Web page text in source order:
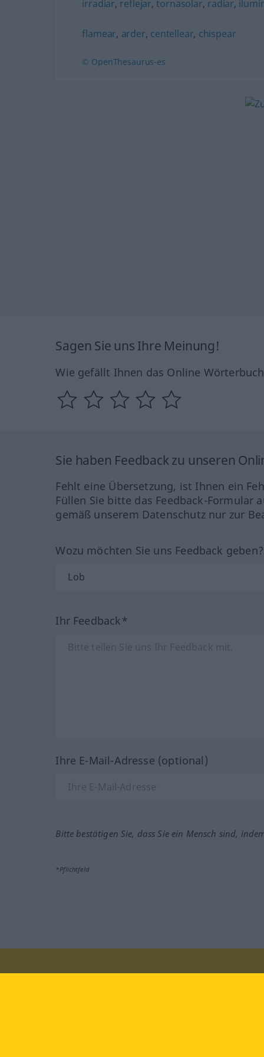
irradiar, reflejar,tornasolar, radiar,
flamear, arder, centellear, chispear
© OpenThesaurus-es
Sagen Sie uns Ihre Meinung!
Wie gefällt Ihnen das Online
Sie haben Feedback zu unseren
Fehlt eine Übersetzung, ist Ihnen ein
Füllen Sie bitte das Feedback-Formular
gemäß unserem Datenschutz nur zur
Wozu möchten Sie uns Feedback
Ihr Feedback*
Ihre E-Mail-Adresse (optional)
Bitte bestätigen Sie, dass Sie ein Mensch sind,
*Pflichtfeld